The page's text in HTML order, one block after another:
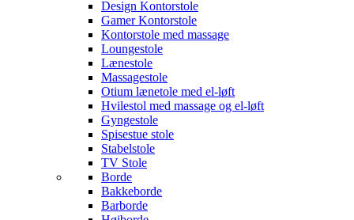
Design Kontorstole
Gamer Kontorstole
Kontorstole med massage
Loungestole
Lænestole
Massagestole
Otium lænetole med el-løft
Hvilestol med massage og el-løft
Gyngestole
Spisestue stole
Stabelstole
TV Stole
Borde
Bakkeborde
Barborde